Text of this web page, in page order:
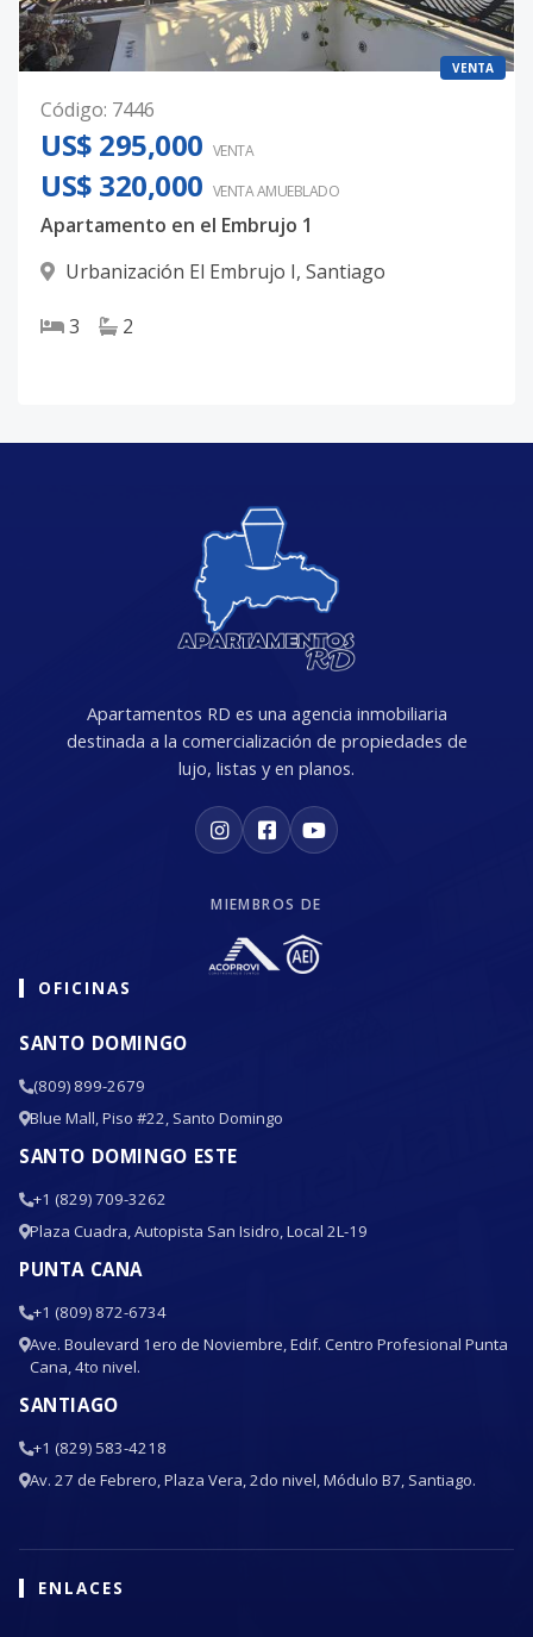
VENTA
Código: 7446
US$ 295,000 VENTA
US$ 320,000 VENTA AMUEBLADO
Apartamento en el Embrujo 1
Urbanización El Embrujo I, Santiago
3 2
Apartamentos RD es una agencia inmobiliaria
destinada a la comercialización de propiedades de
lujo, listas y en planos.
MIEMBROS DE
OFICINAS
SANTO DOMINGO
(809) 899-2679
Blue Mall, Piso #22, Santo Domingo
SANTO DOMINGO ESTE
+1 (829) 709-3262
Plaza Cuadra, Autopista San Isidro, Local 2L-19
PUNTA CANA
+1 (809) 872-6734
Ave. Boulevard 1ero de Noviembre, Edif. Centro Profesional Punta
Cana, 4to nivel.
SANTIAGO
+1 (829) 583-4218
Av. 27 de Febrero, Plaza Vera, 2do nivel, Módulo B7, Santiago.
ENLACES